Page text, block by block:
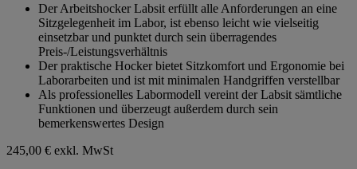
Sternen.
Der Arbeitshocker Labsit erfüllt alle Anforderungen an eine
Sitzgelegenheit im Labor, ist ebenso leicht wie vielseitig
einsetzbar und punktet durch sein überragendes
Preis-/Leistungsverhältnis
Der praktische Hocker bietet Sitzkomfort und Ergonomie bei
Laborarbeiten und ist mit minimalen Handgriffen verstellbar
Als professionelles Labormodell vereint der Labsit sämtliche
Funktionen und überzeugt außerdem durch sein
bemerkenswertes Design
245,00 € exkl. MwSt